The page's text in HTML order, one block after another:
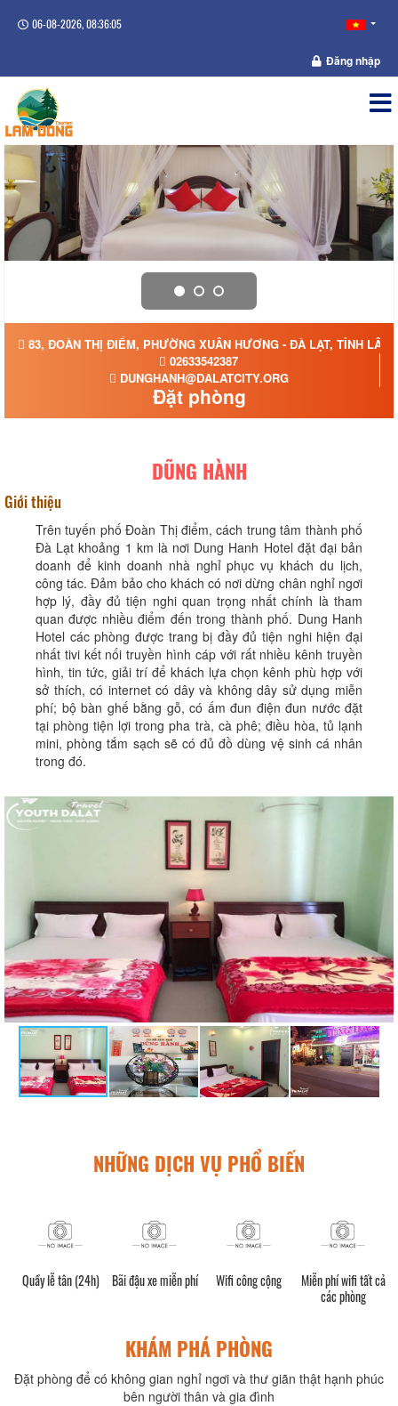
06-08-2026, 08:36:05
Đăng nhập
83, ĐOÀN THỊ ĐIỂM, PHƯỜNG XUÂN HƯƠNG - ĐÀ LẠT, TỈNH LÂM
02633542387
DUNGHANH@DALATCITY.ORG
Đặt phòng
DŨNG HÀNH
Giới thiệu
Trên tuyến phố Đoàn Thị điểm, cách trung tâm thành phố
Đà Lạt khoảng 1 km là nơi Dung Hanh Hotel đặt đại bản
doanh để kinh doanh nhà nghỉ phục vụ khách du lịch,
công tác. Đảm bảo cho khách có nơi dừng chân nghỉ ngơi
hợp lý, đầy đủ tiện nghi quan trọng nhất chính là tham
quan được nhiều điểm đến trong thành phố. Dung Hanh
Hotel các phòng được trang bị đầy đủ tiện nghi hiện đại
nhất tivi kết nối truyền hình cáp với rất nhiều kênh truyền
hình, tin tức, giải trí để khách lựa chọn kênh phù hợp với
sở thích, có internet có dây và không dây sử dụng miễn
phí; bộ bàn ghế bằng gỗ, có ấm đun điện đun nước đặt
tại phòng tiện lợi trong pha trà, cà phê; điều hòa, tủ lạnh
mini, phòng tắm sạch sẽ có đủ đồ dùng vệ sinh cá nhân
trong đó.
NHỮNG DỊCH VỤ PHỔ BIẾN
Quầy lễ tân (24h) Bãi đậu xe miễn phí Wifi công cộng
Miễn phí wifi tất cả
các phòng
KHÁM PHÁ PHÒNG
Đặt phòng để có không gian nghỉ ngơi và thư giãn thật hạnh phúc
bên người thân và gia đình